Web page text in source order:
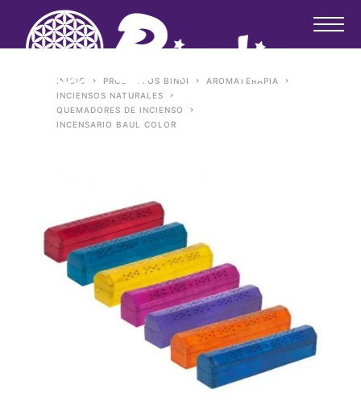
INICIO PRODUCTOS BINDI
AROMATERAPIA
INCIENSOS NATURALES
QUEMADORES DE INCIENSO
INCENSARIO BAUL COLOR